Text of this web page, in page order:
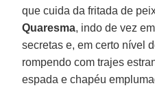
que cuida da fritada de
Quaresma, indo de vez
secretas e, em certo nível
rompendo com trajes
espada e chapéu